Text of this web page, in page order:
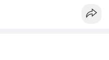
hút thêm khách hàng tổ
pháp lý để mở rộng hoạt